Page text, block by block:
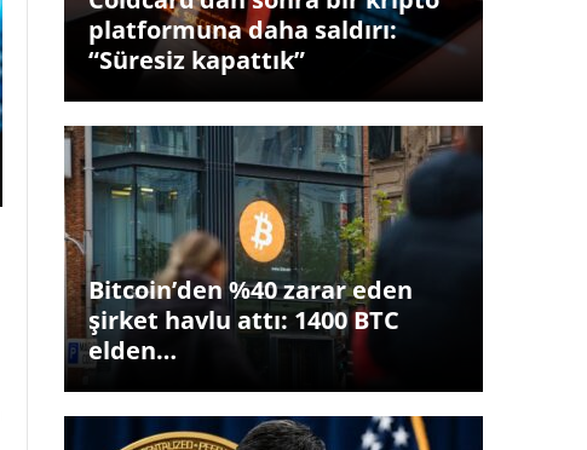
platformuna daha saldırı:
“Süresiz kapattık”
Bitcoin’den %40 zarar eden
şirket havlu attı: 1400 BTC
elden…